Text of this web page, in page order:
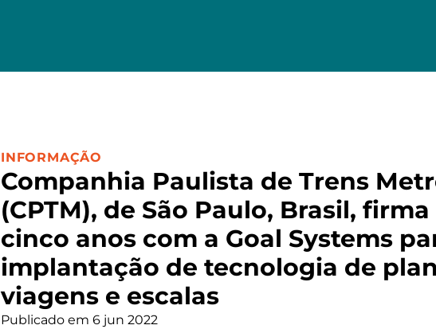
Companhia Paulista de Trens
(CPTM), de São Paulo, Brasil,
cinco anos com a Goal Systems
implantação de tecnologia de
viagens e escalas
CATEGORIA:
INFORMAÇÃO
Publicado em 6 jun 2022